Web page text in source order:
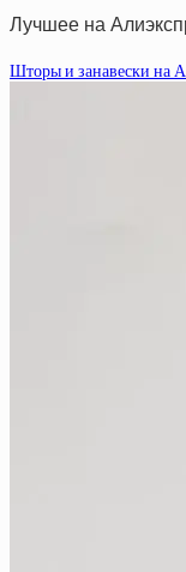
Лучшее на
Шторы и занавески на